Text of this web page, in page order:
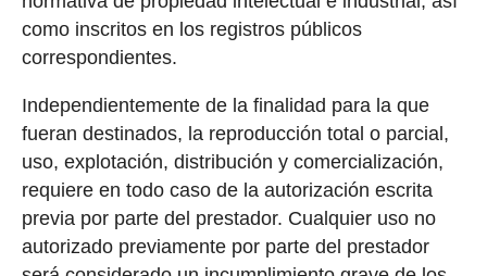
como inscritos en los registros públicos
correspondientes.
Independientemente de la finalidad para la que
fueran destinados, la reproducción total o parcial,
uso, explotación, distribución y comercialización,
requiere en todo caso de la autorización escrita
previa por parte del prestador. Cualquier uso no
autorizado previamente por parte del prestador